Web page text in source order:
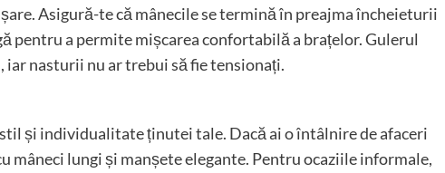
Asigură-te că mânecile se termină în preajma încheieturii
pentru a permite mișcarea confortabilă a brațelor. Gulerul
iar nasturii nu ar trebui să fie tensionați.
și individualitate ținutei tale. Dacă ai o întâlnire de afaceri
mâneci lungi și manșete elegante. Pentru ocaziile informale,